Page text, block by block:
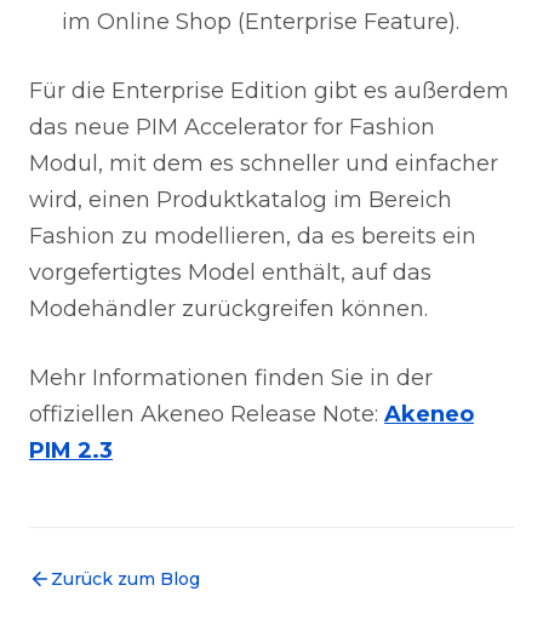
im Online Shop (Enterprise Feature).
Für die Enterprise Edition gibt es außerdem
das neue PIM Accelerator for Fashion
Modul, mit dem es schneller und einfacher
wird, einen Produktkatalog im Bereich
Fashion zu modellieren, da es bereits ein
vorgefertigtes Model enthält, auf das
Modehändler zurückgreifen können.
Mehr Informationen finden Sie in der
offiziellen Akeneo Release Note: Akeneo
PIM 2.3
Zurück zum Blog